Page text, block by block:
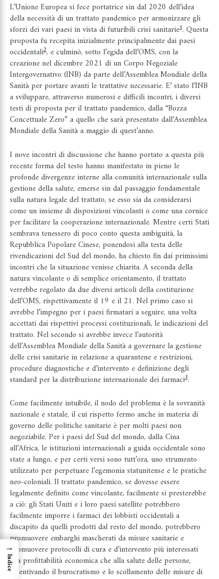
L’Unione Europea si fece portatrice sin dal 2020 dell’idea
della necessità di un trattato pandemico per armonizzare gli
sforzi dei vari paesi in vista di futuribili crisi sanitarie1. Questa
proposta fu recepita inizialmente principalmente dai paesi
occidentali2, e culminò, sotto l’egida dell’OMS, con la
creazione nel dicembre 2021 di un Corpo Negoziale
Intergovernativo (INB) da parte dell’Assemblea Mondiale della
Sanità per portare avanti le trattative necessarie. E’ stato l’INB
a sviluppare, attraverso numerosi e difficili incontri, i diversi
testi di proposta per il trattato pandemico, dalla “Bozza
Concettuale Zero” a quello che sarà presentato dall’Assemblea
Mondiale della Sanità a maggio di quest’anno.
I nove incontri di discussione che hanno portato a questa più
recente forma del testo hanno manifestato in pieno le
profonde divergenze interne alla comunità internazionale sulla
gestione della salute, emerse sin dal passaggio fondamentale
sulla natura legale del trattato, se esso sia da considerarsi
come un insieme di disposizioni vincolanti o come una cornice
per facilitare la cooperazione internazionale. Mentre certi Stati
sembrava tenessero di poco conto questa ambiguità, la
Repubblica Popolare Cinese, ponendosi alla testa delle
rivendicazioni del Sud del mondo, ha chiesto fin dai primissimi
incontri che la situazione venisse chiarita. A seconda della
natura vincolante o di semplice orientamento, il trattato
verrebbe regolato da due diversi articoli della costituzione
dell’OMS, rispettivamente il 19 e il 21. Nel primo caso si
avrebbe l’impegno per i paesi firmatari a seguire, una volta
accettati dai rispettivi processi costituzionali, le indicazioni del
trattato. Nel secondo si avrebbe invece l’autorità
dell’Assemblea Mondiale della Sanità a governare la gestione
delle crisi sanitarie in relazione a quarantene e restrizioni,
procedure diagnostiche e d’intervento e definizione degli
standard per la distribuzione internazionale dei farmaci3.
Come facilmente intuibile, il nodo del problema è la sovranità
nazionale e statale, il cui rispetto fermo anche in materia di
governo delle politiche sanitarie è per molti paesi non
negoziabile. Per i paesi del Sud del mondo, dalla Cina
all’Africa, le istituzioni internazionali a guida occidentale sono
state a lungo, e per certi versi sono tutt’ora, uno strumento
utilizzato per perpetuare l’egemonia statunitense e le pratiche
neo-coloniali. Il trattato pandemico, se dovesse essere
legalmente definito come vincolante, facilmente si presterebbe
a ciò: gli Stati Uniti e i loro paesi satellite potrebbero
facilmente imporre i farmaci dei lobbisti occidentali a
discapito da quelli prodotti dal resto del mondo, potrebbero
promuovere embarghi mascherati da misure sanitarie e
promuovere protocolli di cura e d’intervento più interessati
alla profittabilità economica che alla salute delle persone,
incentivando il burocratismo e lo scollamento delle misure di
→
Indice